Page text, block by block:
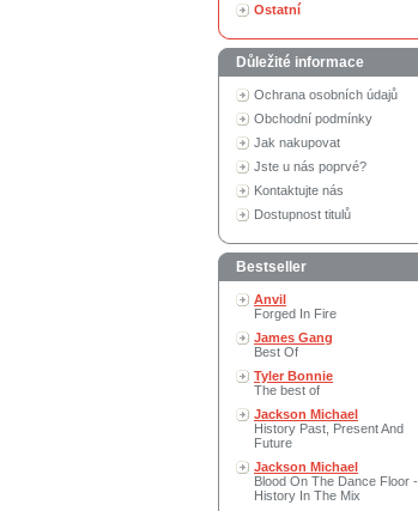
Ostatní
Důležité informace
Ochrana osobních údajů
Obchodní podmínky
Jak nakupovat
Jste u nás poprvé?
Kontaktujte nás
Dostupnost titulů
Bestseller
Anvil
Forged In Fire
James Gang
Best Of
Tyler Bonnie
The best of
Jackson Michael
History Past, Present And
Future
Jackson Michael
Blood On The Dance Floor -
History In The Mix